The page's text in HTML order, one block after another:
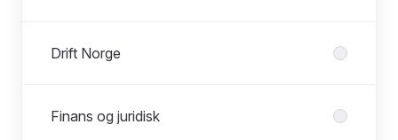
Drift Norge
Finans og juridisk